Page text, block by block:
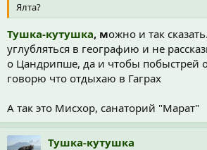
Ялта?
Тушка-кутушка, можно и так
углубляться в географию и не
о Цандрипше, да и чтобы побыстрей
говорю что отдыхаю в Гаграх
А так это Мисхор, санаторий "Марат"
Тушка-кутушка